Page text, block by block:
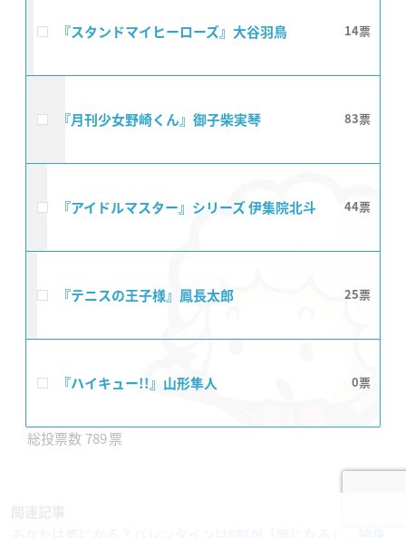
『スタンドマイヒーローズ』大谷羽鳥 14
『月刊少女野崎くん』御子柴実琴 83
『アイドルマスター』シリーズ 伊集院北斗 44
『テニスの王子様』鳳長太郎 25
『ハイキュー!!』山形隼人 0
789